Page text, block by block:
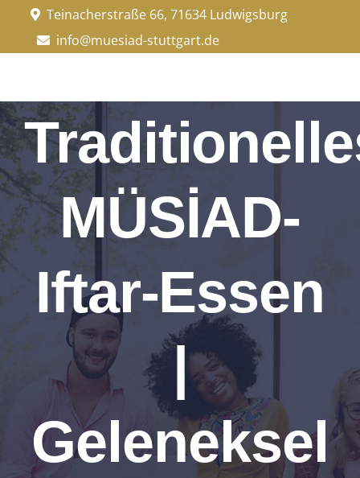
Teinacherstraße 66, 71634 Ludwigsburg
info@muesiad-stuttgart.de
MÜSİAD-
Iftar-Essen
|
Geleneksel